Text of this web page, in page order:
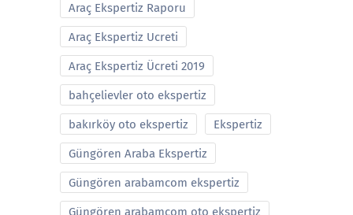
Araç Ekspertiz Raporu
Araç Ekspertiz Ucreti
Araç Ekspertiz Ücreti 2019
bahçelievler oto ekspertiz
bakırköy oto ekspertiz Ekspertiz
Güngören Araba Ekspertiz
Güngören arabamcom ekspertiz
Güngören arabamcom oto ekspertiz